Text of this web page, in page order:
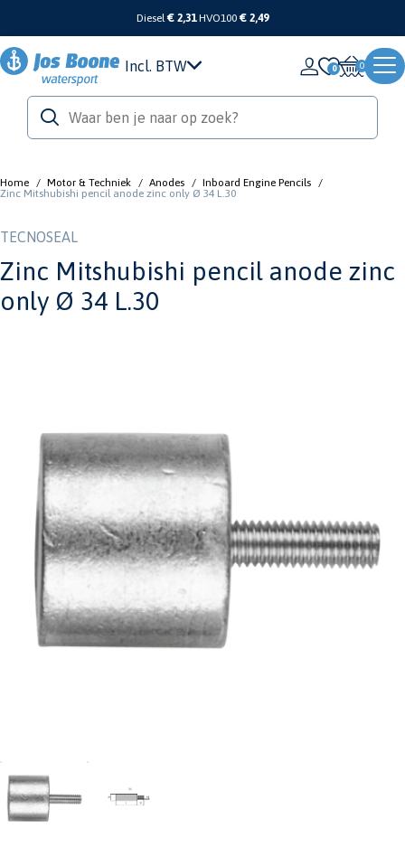
Diesel€ 2,31 HVO100 € 2,49
Incl. BTW 0
Home / Motor & Techniek / Anodes / Inboard Engine Pencils /
Zinc Mitshubishi pencil anode zinc only Ø 34 L.30
TECNOSEAL
Zinc Mitshubishi pencil anode zinc
only Ø 34 L.30